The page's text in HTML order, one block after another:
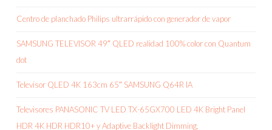
Centro de planchado Philips ultrarrápido con generador de vapor
SAMSUNG TELEVISOR 49″ QLED realidad 100% color con Quantum
dot
Televisor QLED 4K 163cm 65″ SAMSUNG Q64R IA
Televisores PANASONIC TV LED TX-65GX700 LED 4K Bright Panel
HDR 4K HDR HDR10+ y Adaptive Backlight Dimming,